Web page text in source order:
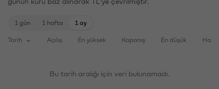
1 gün 1 hafta 1 ay
Tarih Açılış En yüksek Kapanış En düşük
Bu tarih aralığı için veri bulunamadı.